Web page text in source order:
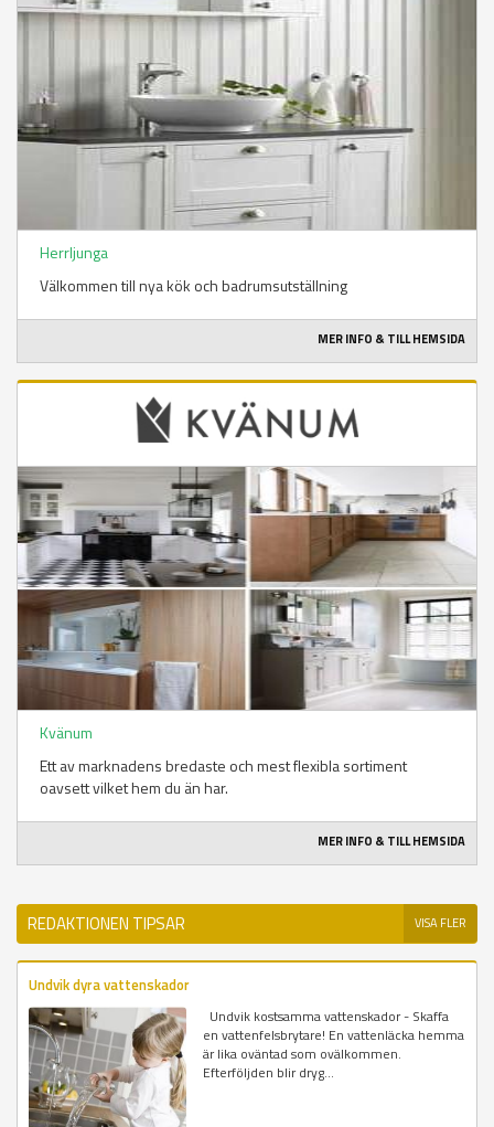
Herrljunga
Välkommen till nya kök och badrumsutställning
MER INFO & TILL HEMSIDA
Kvänum
Ett av marknadens bredaste och mest flexibla sortiment
oavsett vilket hem du än har.
MER INFO & TILL HEMSIDA
REDAKTIONEN TIPSAR VISA FLER
Undvik dyra vattenskador
Undvik kostsamma vattenskador - Skaffa
en vattenfelsbrytare! En vattenläcka hemma
är lika oväntad som ovälkommen.
Efterföljden blir dryg...